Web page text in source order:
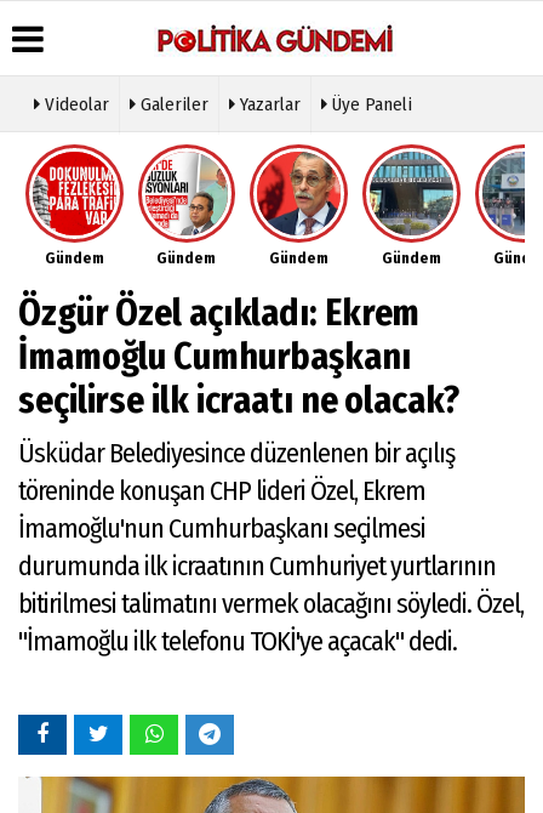
Üye Paneli
Haber
Arşivi
Gazete
Arşivi
Günün
Haberleri
Hava
Durumu
Gazete
Manşetleri
Anketler
Biyografiler
Köşe
Yazarları
Video
Galeri
Foto
Etkinlikler
Künye
İletişim
Çerez
Politikası
Videolar Galeriler Yazarlar Üye Paneli
Gündem Gündem Gündem Gündem
Özgür Özel açıkladı: Ekrem
İmamoğlu Cumhurbaşkanı
seçilirse ilk icraatı ne olacak?
Üsküdar Belediyesince düzenlenen bir açılış
töreninde konuşan CHP lideri Özel, Ekrem
İmamoğlu'nun Cumhurbaşkanı seçilmesi
durumunda ilk icraatının Cumhuriyet yurtlarının
bitirilmesi talimatını vermek olacağını söyledi. Özel,
"İmamoğlu ilk telefonu TOKİ'ye açacak" dedi.